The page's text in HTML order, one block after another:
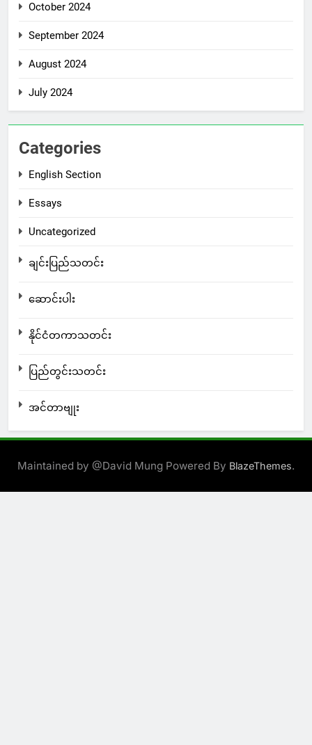
October 2024
September 2024
August 2024
July 2024
Categories
English Section
Essays
Uncategorized
ချင်းပြည်သတင်း
ဆောင်းပါး
နိုင်ငံတကာသတင်း
ပြည်တွင်းသတင်း
အင်တာဗျုး
Maintained by @David Mung Powered By BlazeThemes.